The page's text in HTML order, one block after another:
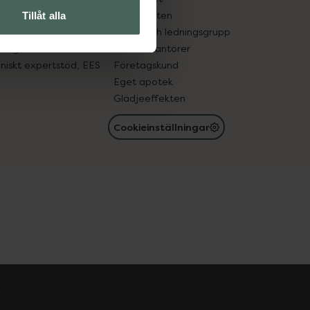
Tillåt alla
in gammal medicin
expertstöd, EES
Samarbeten
Ägare och ledningsgrupp
För leverantörer
Företagskund
Eget apotek
Glädjeeffekten
Cookieinställningar